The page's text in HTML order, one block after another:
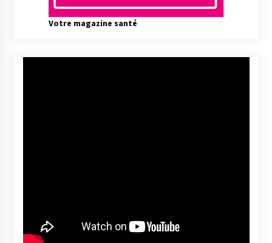
Votre magazine santé